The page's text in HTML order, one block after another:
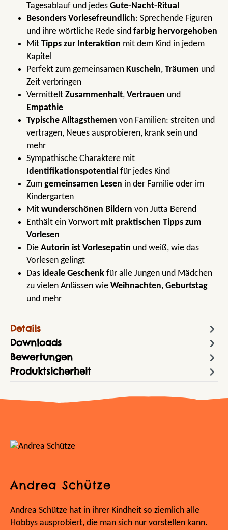
Tagesablauf und jedes Gute-Nacht-Ritual
Besonders Vorlesefreundlich: Sprechende Figuren
und ihre wörtliche Rede sind farbig hervorgehoben
Mit Tipps zur Interaktion mit dem Kind in jedem
Kapitel
Perfekt zum gemeinsamen Kuscheln, Träumen und
Zeit verbringen
Vermittelt Zusammenhalt, Vertrauen und
Empathie
Typische Alltagsthemen von Familien: streiten und
vertragen, Neues ausprobieren, krank sein und
mehr
Sympathische Charaktere mit
Identifikationspotential für jedes Kind
Zum gemeinsamen Lesen in der Familie oder im
Kindergarten
Mit wunderschönen Bildern von Jutta Berend
Enthält ein Vorwort mit praktischen Tipps zum
Vorlesen
Die Autorin ist Vorlesepatin und weiß, wie das
Vorlesen gelingt
Das ideale Geschenk für alle Jungen und Mädchen
zu vielen Anlässen wie Weihnachten, Geburtstag
und mehr
Details
Downloads
Bewertungen
Produktsicherheit
Andrea Schütze
Andrea Schütze hat in ihrer Kindheit so ziemlich alle
Hobbys ausprobiert, die man sich nur vorstellen kann.